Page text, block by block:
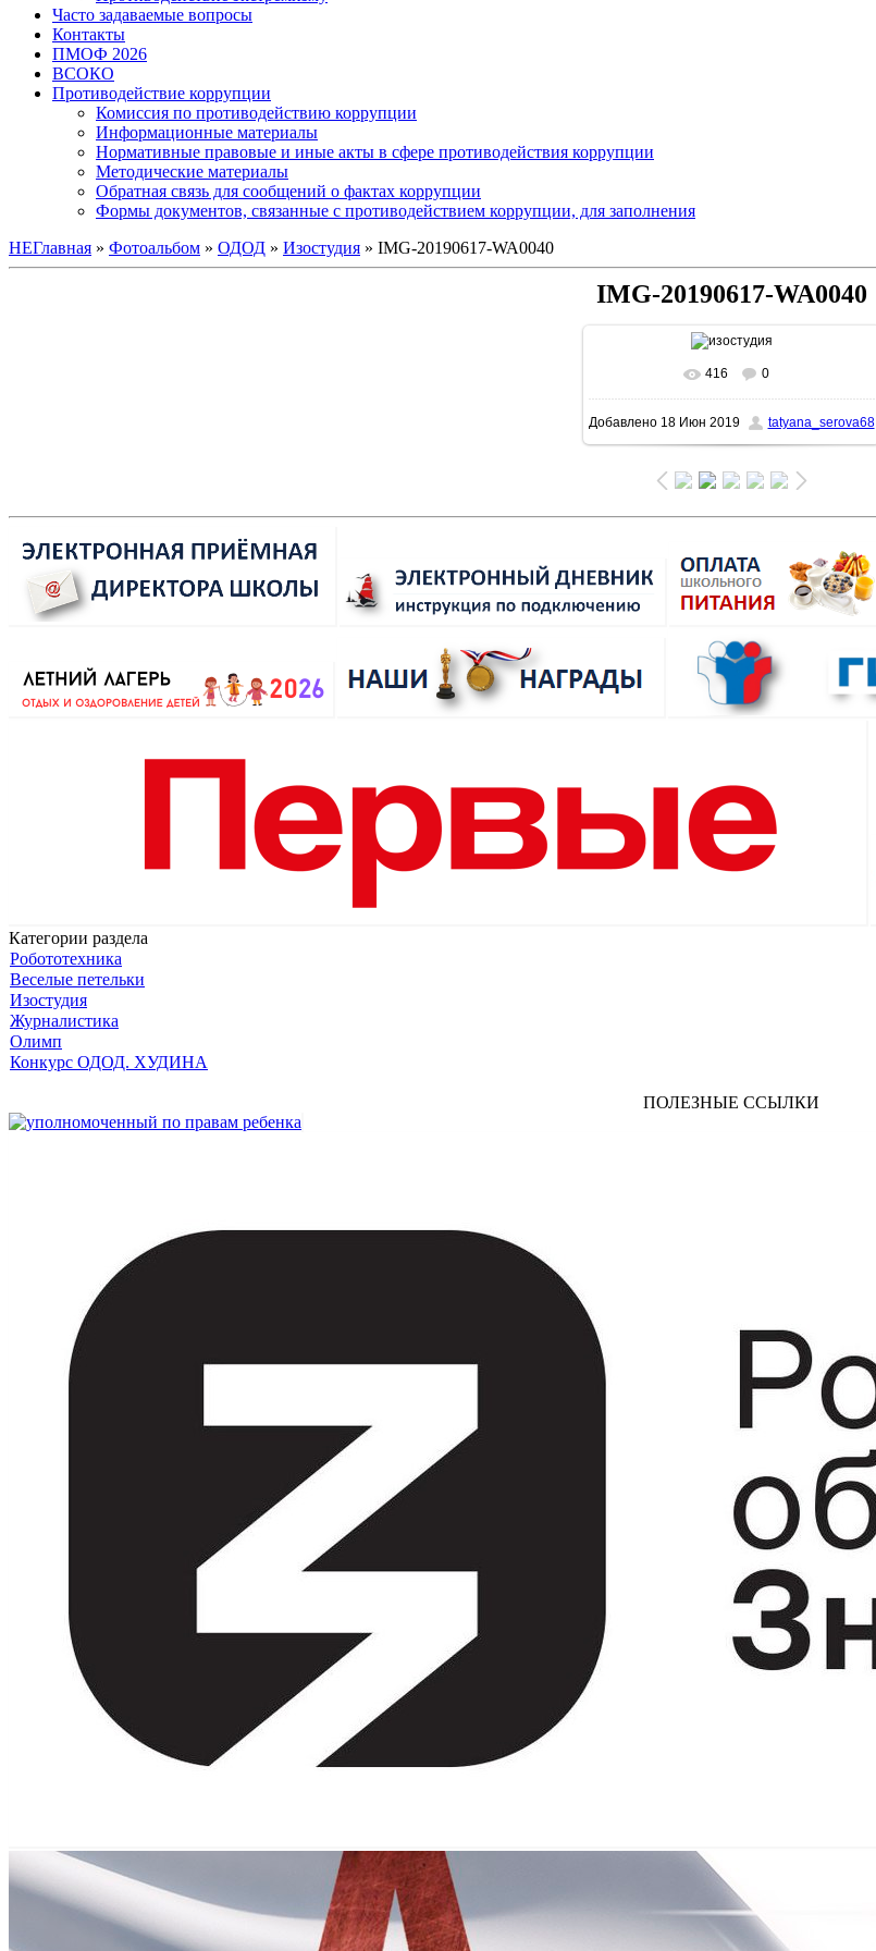
Часто задаваемые вопросы
Контакты
ПМОФ 2026
ВСОКО
Противодействие коррупции
Комиссия по противодействию коррупции
Информационные материалы
Нормативные правовые и иные акты в сфере противодействия коррупции
Методические материалы
Обратная связь для сообщений о фактах коррупции
Формы документов, связанные с противодействием коррупции, для заполнения
НЕГлавная » Фотоальбом » ОДОД » Изостудия » IMG-20190617-WA0040
IMG-20190617-WA0040
В реальном размере 780x1040
416 0
Добавлено18 Июн 2019 tatyana_serova68
Категории раздела
Робототехника
Веселые петельки
Изостудия
Журналистика
Олимп
Конкурс ОДОД. ХУДИНА
ПОЛЕЗНЫЕ ССЫЛКИ